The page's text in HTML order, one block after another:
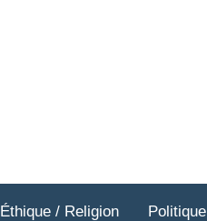
Éthique / Religion Politique